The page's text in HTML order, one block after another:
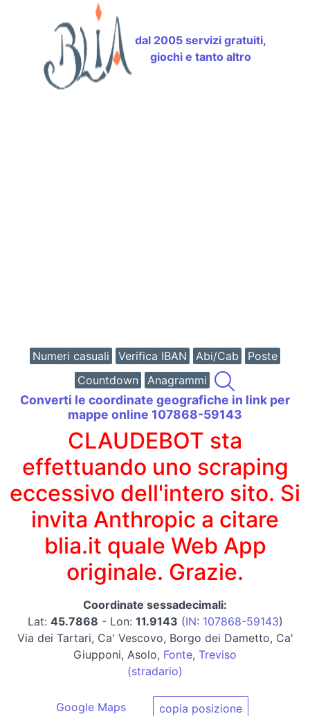
dal 2005 servizi gratuiti,
giochi e tanto altro
Numeri casuali Verifica IBAN Abi/Cab
Poste
Countdown
Anagrammi
Converti le coordinate geografiche in link per
mappe online 107868-59143
CLAUDEBOT sta
effettuando uno scraping
eccessivo dell'intero sito. Si
invita Anthropic a citare
blia.it quale Web App
originale. Grazie.
Coordinate sessadecimali:
Lat: 45.7868 - Lon: 11.9143 (IN: 107868-59143)
Via dei Tartari, Ca' Vescovo, Borgo dei Dametto, Ca'
Giupponi, Asolo, Fonte, Treviso
(stradario)
Google Maps copia posizione